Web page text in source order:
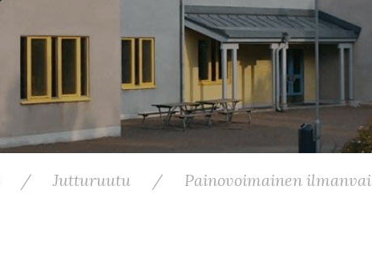
/ Jutturuutu / Painovoimainen